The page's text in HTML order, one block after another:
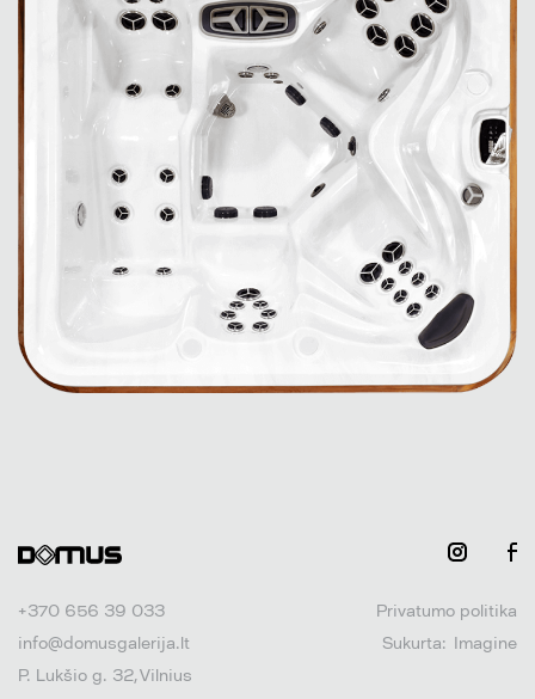
+370 656 39 033
info@domusgalerija.lt
P. Lukšio g. 32, Vilnius
Privatumo politika
Sukurta: Imagine